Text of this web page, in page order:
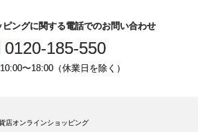
ングに関する電話でのお問い合わせ
0120-185-550
〜18:00（休業日を除く）
店オンラインショッピング